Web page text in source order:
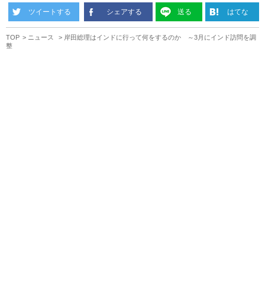
ツイートする シェアする 送る はてな
TOP ニュース
岸田総理はインドに行って何をするのか ～3月にインド訪問を調
整